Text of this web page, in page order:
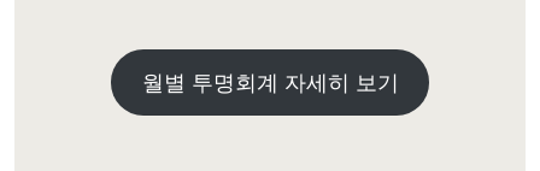
월별 투명회계 자세히 보기